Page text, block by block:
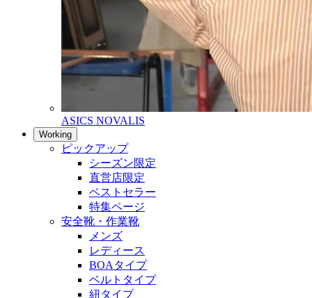
ASICS NOVALIS
Working
ピックアップ
シーズン限定
直営店限定
ベストセラー
特集ページ
安全靴・作業靴
メンズ
レディース
BOAタイプ
ベルトタイプ
紐タイプ